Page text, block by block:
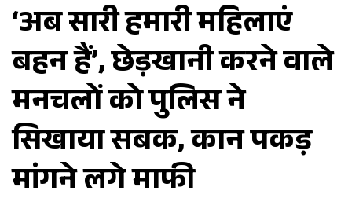
‘अब सारी हमारी महिलाएं
बहन हैं’, छेड़खानी करने वाले
मनचलों को पुलिस ने
सिखाया सबक, कान पकड़
मांगने लगे माफी